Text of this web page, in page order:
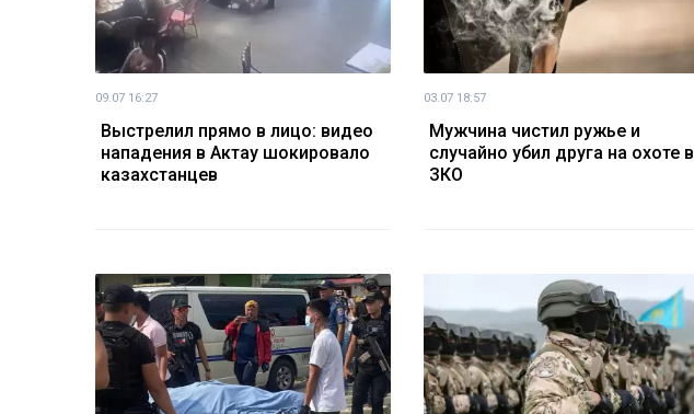
09.07 16:27
Выстрелил прямо в лицо: видео
нападения в Актау шокировало
казахстанцев
03.07 18:57
Мужчина чистил ружье и
случайно убил друга на охоте в
ЗКО